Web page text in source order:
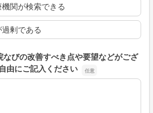
関が検索できる
剰である
なびの改善すべき点や要望などがござ
由にご記入ください
びの改善すべき点や要望などがござい